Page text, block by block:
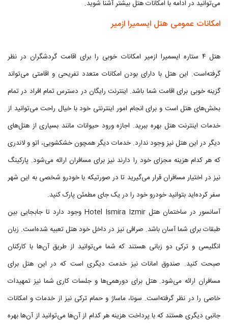
می‌توانید در ادامه با امکانات هتل بیشتر آشنا شوید.
امکانات عمومی هتل ایسمیرا ازمیر
هتل ۴ ستاره ایسمیرا ازمیر امکانات خوبی را برای اقامت گردشگران در نظر
گرفته‌است. این هتل با دارای بودن امکانات متعدد تفریحی و اقامتی می‌تواند
گزینه خوبی برای اقامت شما باشد. اینترنت رایگان در دسترس تمام افراد در تمام
بخش‌های هتل است و برای انجام امور اینترنتی خود با خیال راحت می‌توانید از
خدمات اینترنت هتل بهره ببرید. اجازه ورود حیوانات مانند بسیاری از هتل‌های
دیگر در این هتل نیز وجود ندارد. خدمات دیگر همچون خشکشویی، اتو و لاندری
که هر کدام هزینه مجزای خود را دارند نیز برای مسافران ارائه می‌شود. پارکینگ
نیز در اختیار مسافران قرار می‌گیرید تا در صورتیکه با خودرو شخصی به این شهر
سفر کرده‌اید بتوانید خودرو خود را در یک جای مطمئن پارک کنید.
آسانسور در ساختمان هتل Hotel Ismira Izmir وجود دارد تا جابجایی بین
طبقات برای شما آسان باشد. صرافی نیز در داخل خود هتل تعبیه شده‌است. زبان
انگلیسی و ترکی دو زبانی هستند که شما می‌توانید از طریق آن‌ها با کارکنان
صبحت کنید. صندوق امانات نیز خدمت دیگری است که در این هتل برای
مسافران ارائه می‌شود. هتل برای دورهمی‌ها و جلسات کاری شما نیز تمهیدات
خاصی را در نظر گرفته‌است. سونا، ماساژ و حمام ترکی نیز از خدمات و امکانات
جانبی دیگری هستند که با پرداخت هزینه هر کدام از آن‌ها می‌توانید از آن‌ها بهره